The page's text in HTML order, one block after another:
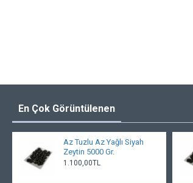
En Çok Görüntülenen
Az Tuzlu Az Yağlı Siyah
Zeytin 5000 Gr.
1.100,00TL